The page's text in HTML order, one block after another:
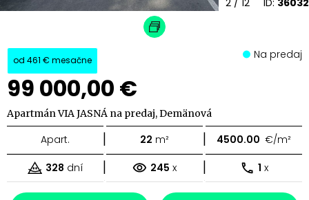
ID: 36032
2 / 12
od 461 € mesačne
99 000,00 €
Na predaj
Apartmán VIA JASNÁ na predaj, Demänová
Apart. | 22 m² | 4500.00 €/m²
328 dní | 245 x | 1 x